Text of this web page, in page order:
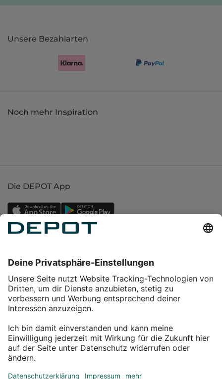
Unsere Bezahlarten
Noch mehr Inspiration
Die DEPOT App
Service
Über DEPOT
Kontakt